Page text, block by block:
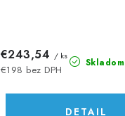
Skladom
€198 bez DPH
€243,54 / ks
DETAIL